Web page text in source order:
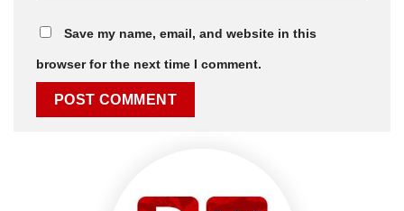
Save my name, email, and website in this
browser for the next time I comment.